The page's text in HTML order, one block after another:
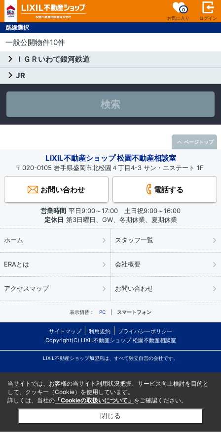
お気に入り
0
ログイン
路線選択
一般公開物件10件
ＩＧＲいわて銀河鉄道
JR
検索
LIXIL不動産ショップ 松園不動産相談室
〒020-0105 岩手県盛岡市北松園４丁目4-3 サン・エステート 1F
お問い合わせ 電話する
営業時間 平日9:00～17:00 土日祝9:00～16:00
定休日 第3日曜日、GW、冬期休業、夏期休業
ホーム スタッフ一覧
ERAとは 会社概要
アクセスマップ お問い合わせ
表示切替： PC スマートフォン
サイトマップ 利用規約
プライバシーポリシー
Copyright(C) LIXIL不動産ショップ 松園不動産相談室
LIXIL不動産ショップ加盟店は、すべて独立自営の会社です。
ページトップ
当サイトでは、お客様の当サイト利用状況把握、サービス向上検討を目的と
して、クッキー（Cookie）を使用しています。
詳しくは、当社の 「Cookieの取扱いについて」 をご確認ください。
閉じる